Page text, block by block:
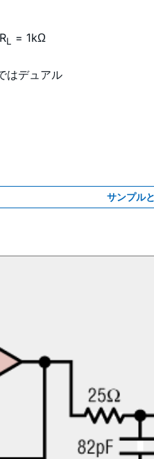
L
= 1kΩ
はデュアル
サンプル